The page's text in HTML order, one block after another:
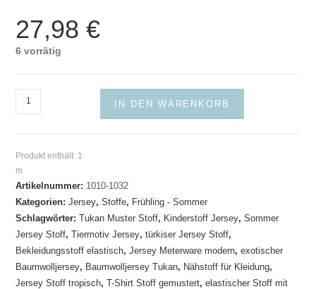
27,98€
6 vorrätig
Baumwolljersey
Tucan
IN DEN WARENKORB
Produkt enthält: 1
m
Artikelnummer: 1010-1032
Kategorien:Jersey,Stoffe, Frühling - Sommer
Schlagwörter:Tukan Muster Stoff, Kinderstoff Jersey,Sommer
Jersey Stoff,Tiermotiv Jersey,türkiser Jersey Stoff,
Bekleidungsstoff elastisch,Jersey Meterware modern,exotischer
Baumwolljersey, Baumwolljersey Tukan, Nähstoff für Kleidung,
Jersey Stoff tropisch,T-Shirt Stoff gemustert,elastischer Stoff mit